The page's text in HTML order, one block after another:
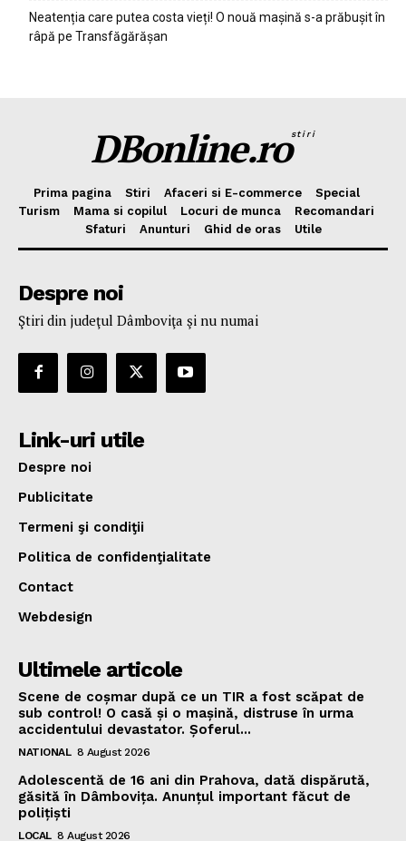
Neatenția care putea costa vieți! O nouă mașină s-a prăbușit în
râpă pe Transfăgărășan
DBonline.rostiri
Prima pagina Stiri Afaceri si E-commerce
Special
Turism
Mama si copilul Locuri de munca
Recomandari
Sfaturi
Anunturi Ghid de oras Utile
Despre noi
Ştiri din judeţul Dâmboviţa şi nu numai
Link-uri utile
Despre noi
Publicitate
Termeni şi condiţii
Politica de confidenţialitate
Contact
Webdesign
Ultimele articole
Scene de coșmar după ce un TIR a fost scăpat de
sub control! O casă și o mașină, distruse în urma
accidentului devastator. Șoferul...
NATIONAL 8 August 2026
Adolescentă de 16 ani din Prahova, dată dispărută,
găsită în Dâmbovița. Anunțul important făcut de
polițiști
LOCAL 8 August 2026